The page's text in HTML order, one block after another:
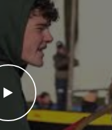
WATCH THE VIDEO